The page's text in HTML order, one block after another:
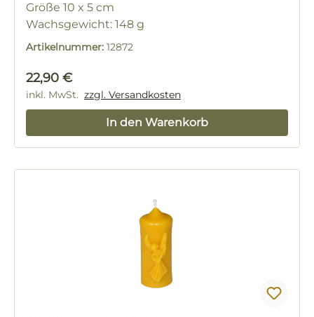
Größe 10 x 5 cm
Wachsgewicht: 148 g
Artikelnummer: 12872
Regulärer Preis:
22,90 €
inkl. MwSt. zzgl. Versandkosten
In den Warenkorb